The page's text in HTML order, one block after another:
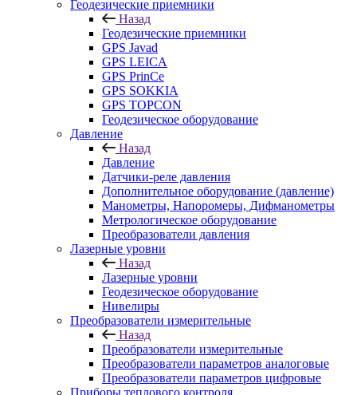
Геодезические приемники
Назад
Геодезические приемники
GPS Javad
GPS LEICA
GPS PrinCe
GPS SOKKIA
GPS TOPCON
Геодезическое оборудование
Давление
Назад
Давление
Датчики-реле давления
Дополнительное оборудование (давление)
Манометры, Напоромеры, Дифманометры
Метрологическое оборудование
Преобразователи давления
Лазерные уровни
Назад
Лазерные уровни
Геодезическое оборудование
Нивелиры
Преобразователи измерительные
Назад
Преобразователи измерительные
Преобразователи параметров аналоговые
Преобразователи параметров цифровые
Приборы теплового контроля